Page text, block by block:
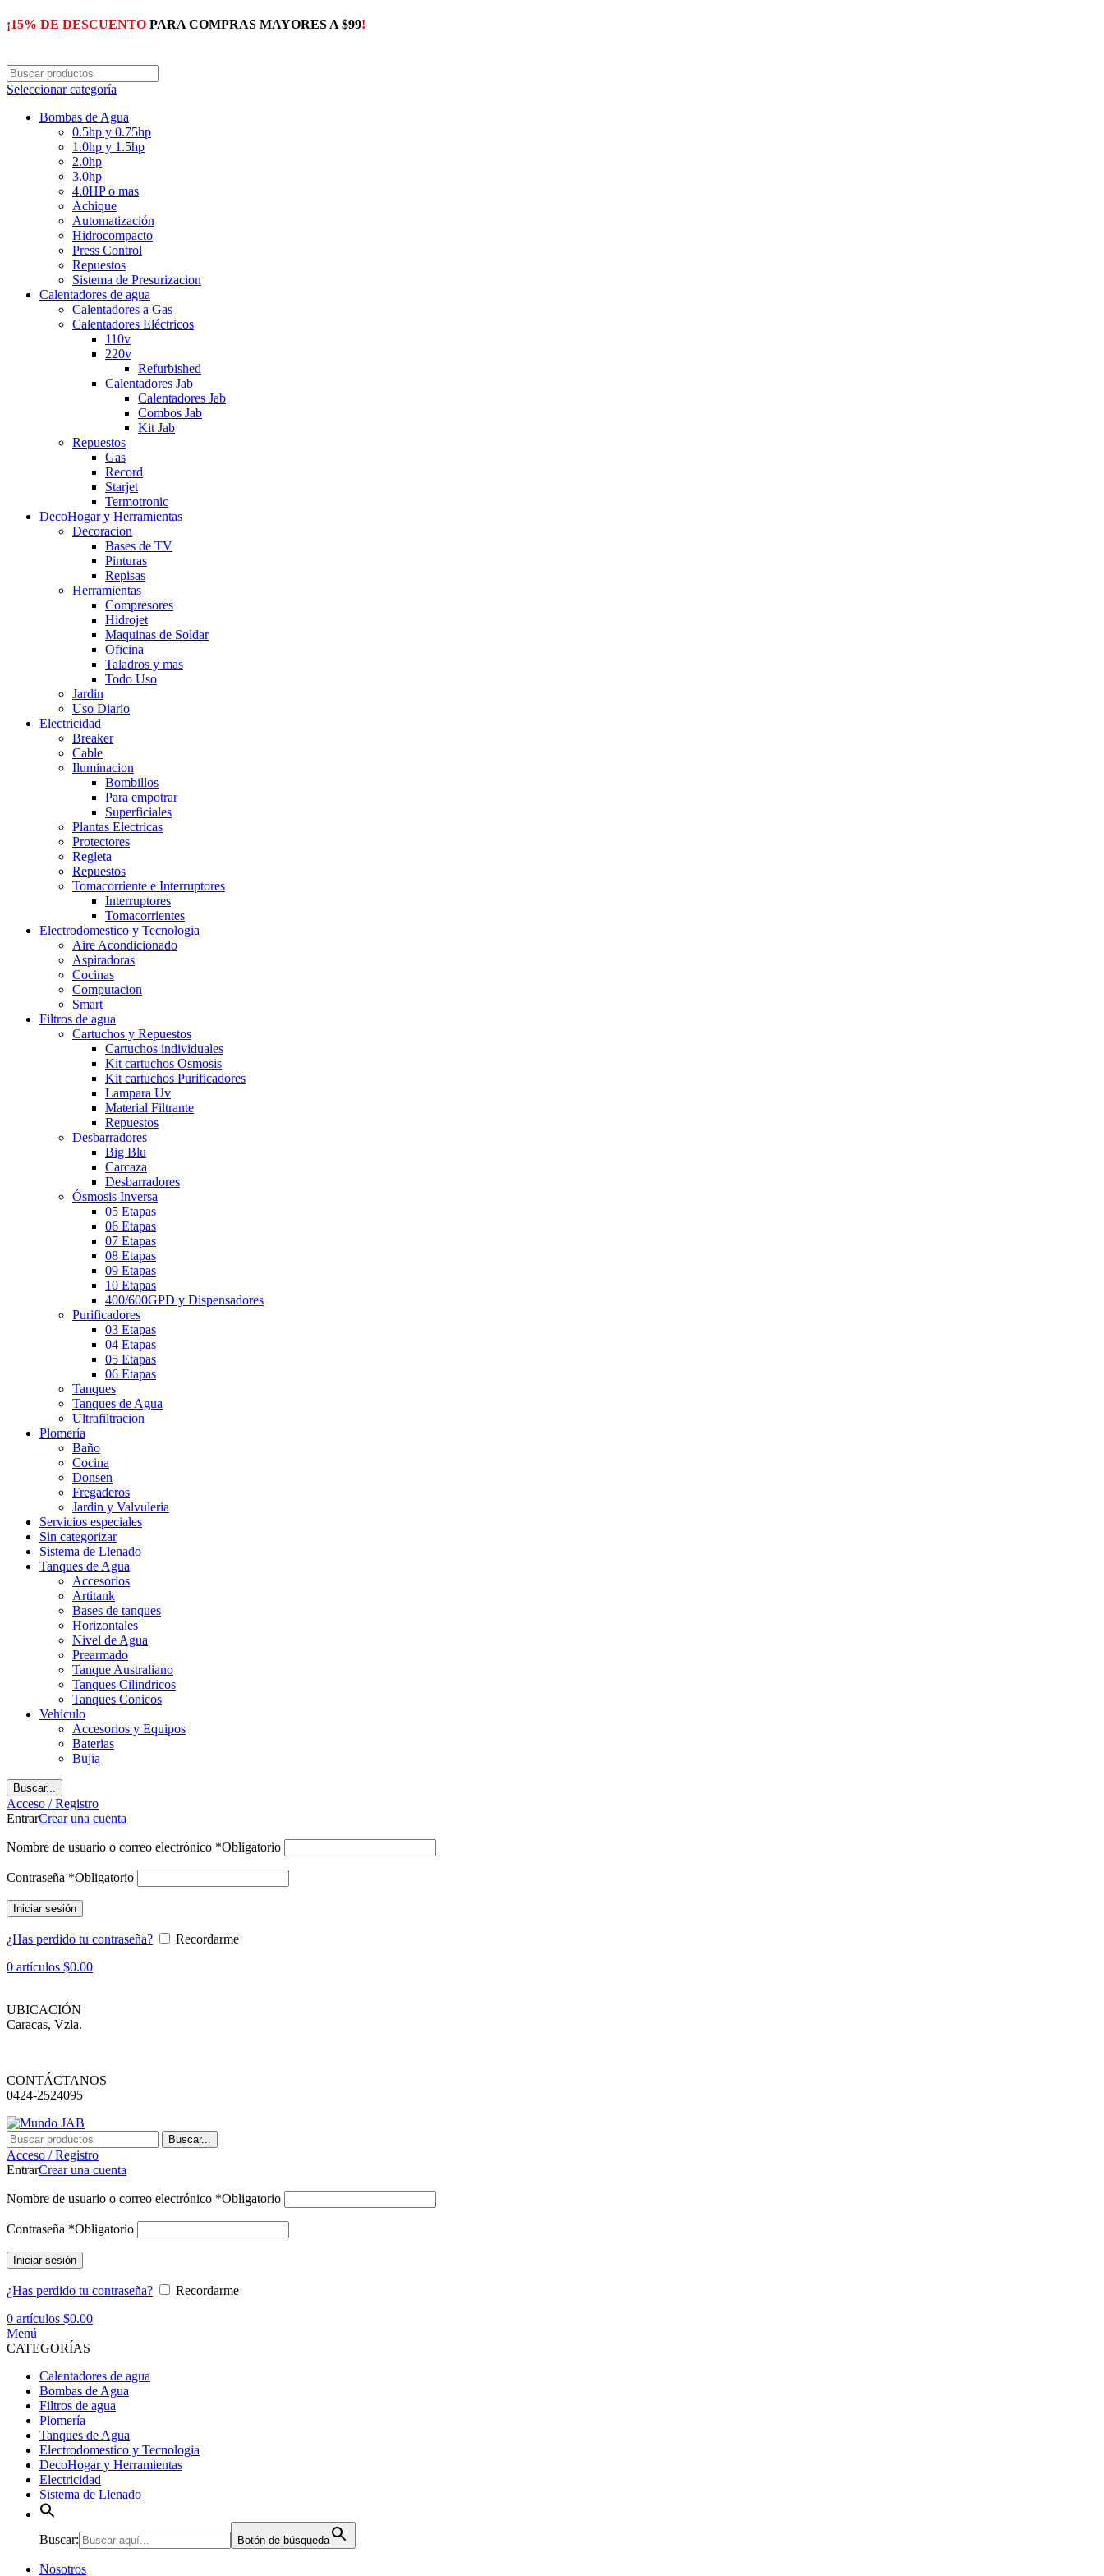
¡15% DE DESCUENTO PARA COMPRAS MAYORES A $99!
Seleccionar categoría
Bombas de Agua
0.5hp y 0.75hp
1.0hp y 1.5hp
2.0hp
3.0hp
4.0HP o mas
Achique
Automatización
Hidrocompacto
Press Control
Repuestos
Sistema de Presurizacion
Calentadores de agua
Calentadores a Gas
Calentadores Eléctricos
110v
220v
Refurbished
Calentadores Jab
Calentadores Jab
Combos Jab
Kit Jab
Repuestos
Gas
Record
Starjet
Termotronic
DecoHogar y Herramientas
Decoracion
Bases de TV
Pinturas
Repisas
Herramientas
Compresores
Hidrojet
Maquinas de Soldar
Oficina
Taladros y mas
Todo Uso
Jardin
Uso Diario
Electricidad
Breaker
Cable
Iluminacion
Bombillos
Para empotrar
Superficiales
Plantas Electricas
Protectores
Regleta
Repuestos
Tomacorriente e Interruptores
Interruptores
Tomacorrientes
Electrodomestico y Tecnologia
Aire Acondicionado
Aspiradoras
Cocinas
Computacion
Smart
Filtros de agua
Cartuchos y Repuestos
Cartuchos individuales
Kit cartuchos Osmosis
Kit cartuchos Purificadores
Lampara Uv
Material Filtrante
Repuestos
Desbarradores
Big Blu
Carcaza
Desbarradores
Ósmosis Inversa
05 Etapas
06 Etapas
07 Etapas
08 Etapas
09 Etapas
10 Etapas
400/600GPD y Dispensadores
Purificadores
03 Etapas
04 Etapas
05 Etapas
06 Etapas
Tanques
Tanques de Agua
Ultrafiltracion
Plomería
Baño
Cocina
Donsen
Fregaderos
Jardin y Valvuleria
Servicios especiales
Sin categorizar
Sistema de Llenado
Tanques de Agua
Accesorios
Artitank
Bases de tanques
Horizontales
Nivel de Agua
Prearmado
Tanque Australiano
Tanques Cilindricos
Tanques Conicos
Vehículo
Accesorios y Equipos
Baterias
Bujia
Buscar...
Acceso / Registro
EntrarCrear una cuenta
Nombre de usuario o correo electrónico *Obligatorio
Contraseña *Obligatorio
Iniciar sesión
¿Has perdido tu contraseña?
Recordarme
0 artículos $0.00
UBICACIÓN
Caracas, Vzla.
CONTÁCTANOS
0424-2524095
Buscar...
Acceso / Registro
EntrarCrear una cuenta
Nombre de usuario o correo electrónico *Obligatorio
Contraseña *Obligatorio
Iniciar sesión
¿Has perdido tu contraseña?
Recordarme
0 artículos $0.00
Menú
CATEGORÍAS
Calentadores de agua
Bombas de Agua
Filtros de agua
Plomería
Tanques de Agua
Electrodomestico y Tecnologia
DecoHogar y Herramientas
Electricidad
Sistema de Llenado
Buscar: Botón de búsqueda
Nosotros